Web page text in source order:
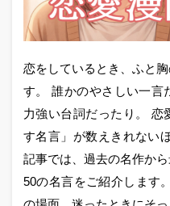
恋をしているとき、ふと
す。 誰かのやさしい一言
力強い台詞だったり。 恋
す名言」が数えきれない
記事では、過去の名作か
50の名言をご紹介します